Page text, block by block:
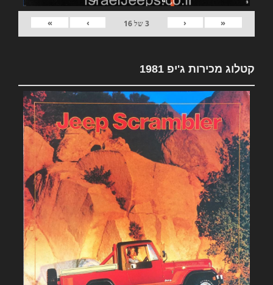
«
‹
3של16
›
»
קטלוג מכירות ג'יפ 1981